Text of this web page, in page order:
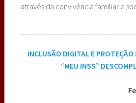
através da convivência familiar e
INCLUSÃO DIGITAL E
“MEU INSS”